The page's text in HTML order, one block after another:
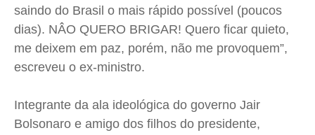
saindo do Brasil o mais rápido possível (poucos
dias). NÂO QUERO BRIGAR! Quero ficar quieto,
me deixem em paz, porém, não me provoquem”,
escreveu o ex-ministro.
Integrante da ala ideológica do governo Jair
Bolsonaro e amigo dos filhos do presidente,